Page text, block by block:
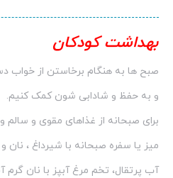
بهداشت کودکان
صبح ها به هنگام برخاستن از خواب
و به حفظ و شادابی شون کمک کنیم.
برای صبحانه از غذاهای مقوی و سالم
میز یا سفره صبحانه با شیرداغ ، نان و
آب پرتقال، تخم مرغ آبپز با نان گرم